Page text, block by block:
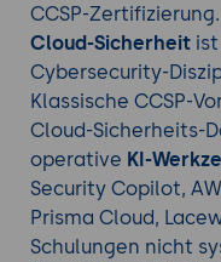
CCSP-Zertifizierung.
Cloud-Sicherheitist
Cybersecurity-
Klassische CCSP-
Cloud-Sicherheits-
operative KI-
Security Copilot,
Prisma Cloud,
Schulungen nicht